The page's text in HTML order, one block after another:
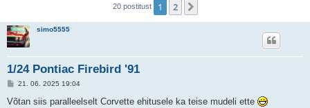
20 postitust 1 2
simo5555
1/24 Pontiac Firebird '91
P
s
21. 06. 2025 19:04
Võtan siis paralleelselt Corvette ehitusele ka teise mudeli ette